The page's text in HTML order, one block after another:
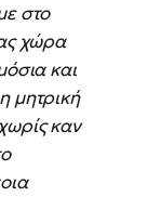
στο
χώρα
και
μητρική
καν